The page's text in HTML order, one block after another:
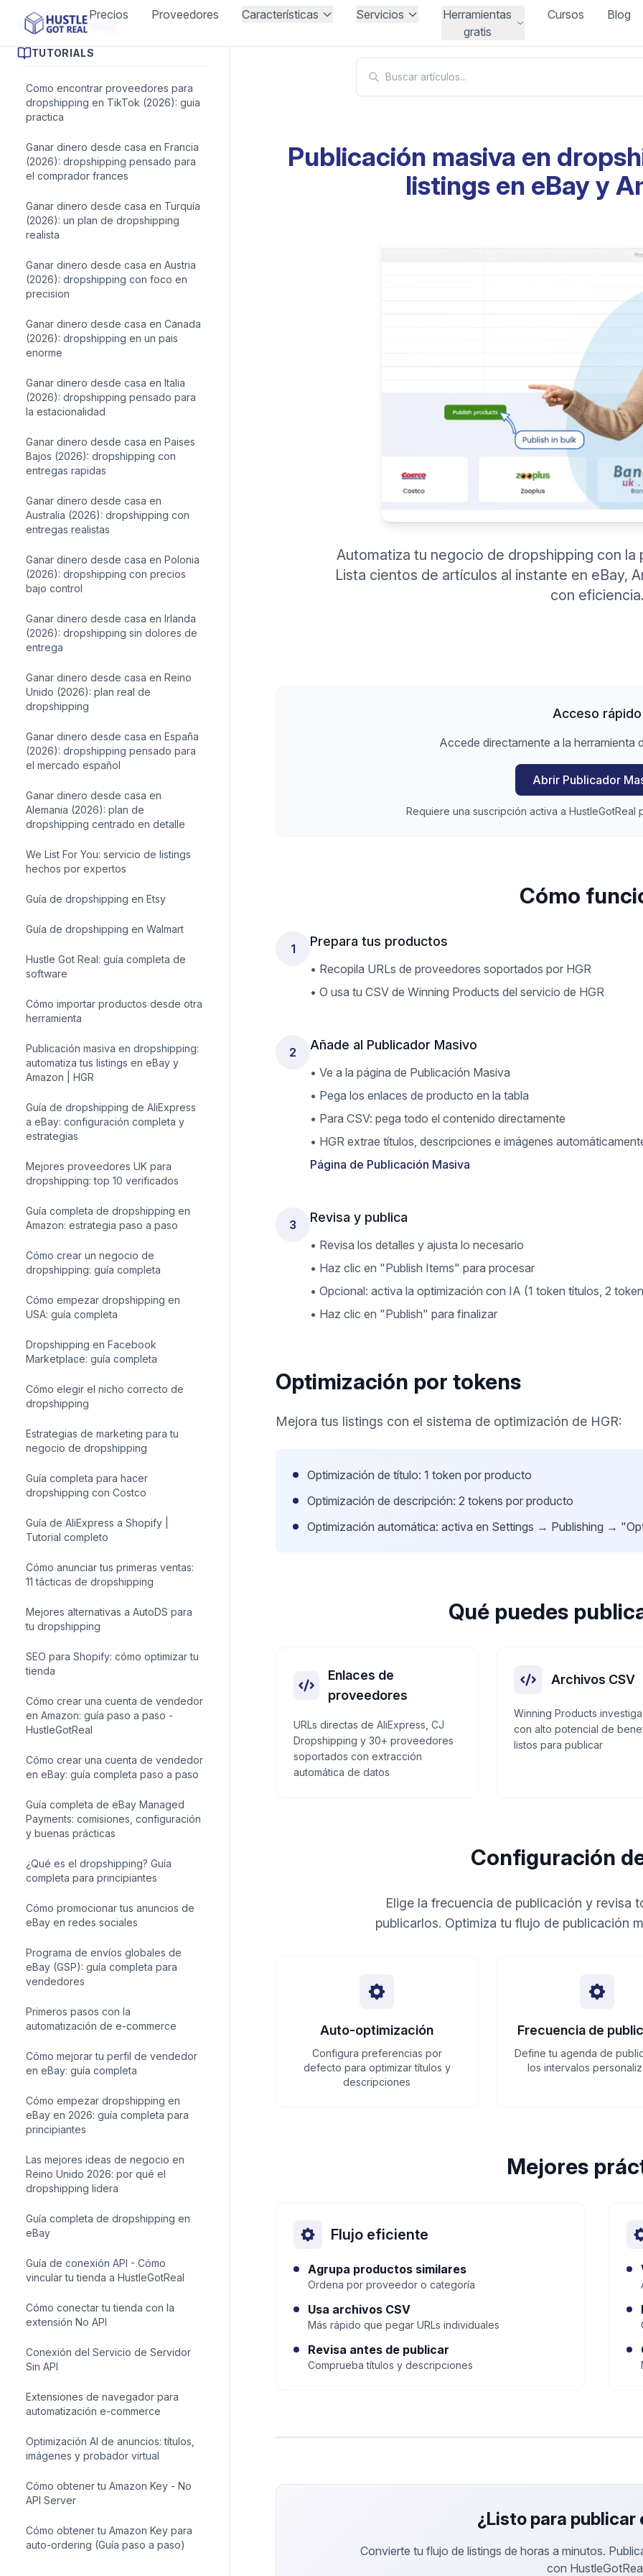
Precios Proveedores Características Servicios
Herramientas
gratis
Cursos Blog
TUTORIALS
dropshipping en TikTok (2026): guia
practica
(2026): dropshipping pensado para
el comprador frances
(2026): un plan de dropshipping
realista
(2026): dropshipping con foco en
precision
(2026): dropshipping en un pais
enorme
(2026): dropshipping pensado para
la estacionalidad
Bajos (2026): dropshipping con
entregas rapidas
Australia (2026): dropshipping con
entregas realistas
(2026): dropshipping con precios
bajo control
(2026): dropshipping sin dolores de
entrega
Unido (2026): plan real de
dropshipping
(2026): dropshipping pensado para
el mercado español
Alemania (2026): plan de
dropshipping centrado en detalle
We List For You: servicio de listings
Guía de dropshipping en Walmart
Hustle Got Real: guía completa de
software
Cómo importar productos desde otra
herramienta
automatiza tus listings en eBay y
Amazon | HGR
a eBay: configuración completa y
estrategias
Mejores proveedores UK para
dropshipping: top 10 verificados
Guía completa de dropshipping en
Amazon: estrategia paso a paso
Cómo crear un negocio de
dropshipping: guía completa
Cómo empezar dropshipping en
USA: guía completa
Dropshipping en Facebook
Marketplace: guía completa
Cómo elegir el nicho correcto de
dropshipping
Estrategias de marketing para tu
negocio de dropshipping
Guía completa para hacer
dropshipping con Costco
Guía de AliExpress a Shopify |
Tutorial completo
Cómo anunciar tus primeras ventas:
11 tácticas de dropshipping
Mejores alternativas a AutoDS para
tu dropshipping
SEO para Shopify: cómo optimizar tu
tienda
en Amazon: guía paso a paso -
HustleGotReal
Cómo crear una cuenta de vendedor
en eBay: guía completa paso a paso
Payments: comisiones, configuración
y buenas prácticas
¿Qué es el dropshipping? Guía
completa para principiantes
Cómo promocionar tus anuncios de
eBay en redes sociales
eBay (GSP): guía completa para
vendedores
Primeros pasos con la
automatización de e-commerce
Cómo mejorar tu perfil de vendedor
en eBay: guía completa
eBay en 2026: guía completa para
principiantes
Reino Unido 2026: por qué el
dropshipping lidera
Guía completa de dropshipping en
eBay
Guía de conexión API - Cómo
vincular tu tienda a HustleGotReal
Cómo conectar tu tienda con la
extensión No API
Conexión del Servicio de Servidor
Sin API
Extensiones de navegador para
automatización e-commerce
Optimización AI de anuncios: títulos,
imágenes y probador virtual
Cómo obtener tu Amazon Key - No
API Server
Publicación masiva en
listings en eBay y
Automatiza tu negocio de dropshipping con
Lista cientos de artículos al instante en eBay,
con
Acceso rápido
Accede directamente a la herramienta
Abrir Publicador
Requiere una suscripción activa a HustleGotReal
Cómo
1 Prepara tus productos
• Recopila URLs de proveedores soportados por HGR
• O usa tu CSV de Winning Products del servicio de HGR
2 Añade al Publicador Masivo
• Ve a la página de Publicación Masiva
• Pega los enlaces de producto en la tabla
• Para CSV: pega todo el contenido directamente
• HGR extrae títulos, descripciones e imágenes
Página de Publicación Masiva
3 Revisa y publica
• Revisa los detalles y ajusta lo necesario
• Haz clic en "Publish Items" para procesar
• Opcional: activa la optimización con IA (1 token títulos, 2
• Haz clic en "Publish" para finalizar
Optimización por tokens
Mejora tus listings con el sistema de optimización de HGR:
Optimización de título: 1 token por producto
Optimización de descripción: 2 tokens por producto
Optimización automática: activa en Settings → Publishing →
Qué puedes
Enlaces de
proveedores
URLs directas de AliExpress, CJ
Dropshipping y 30+ proveedores
soportados con extracción
automática de datos
Archivos CSV
Winning Products
con alto potencial de
listos para publicar
Configuración
Elige la frecuencia de publicación y revisa
publicarlos. Optimiza tu flujo de publicación
Auto-optimización
Configura preferencias por
defecto para optimizar títulos y
descripciones
Frecuencia de
Define tu agenda de
los intervalos
Mejores
Flujo eficiente
Agrupa productos similares
Ordena por proveedor o categoría
Usa archivos CSV
Más rápido que pegar URLs individuales
Revisa antes de publicar
Comprueba títulos y descripciones